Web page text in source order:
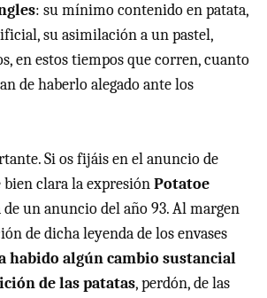
: su mínimo contenido en patata,
su asimilación a un pastel,
en estos tiempos que corren, cuanto
de haberlo alegado ante los
Si os fijáis en el anuncio de
bien clara la expresiónPotatoe
de un anuncio del año 93. Al margen
de dicha leyenda de los envases
habido algún cambio sustancial
de las patatas, perdón, de las